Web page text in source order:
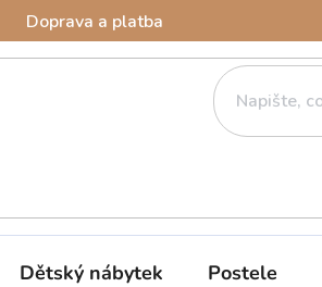
Doprava a platba
Dětský nábytek Postele